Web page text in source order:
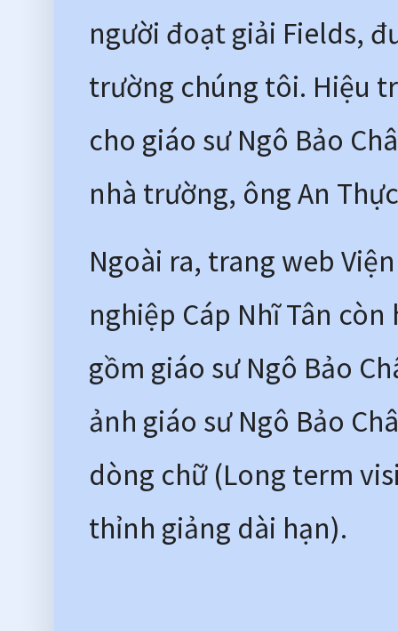
người đoạt giải Fields,
trường chúng tôi. Hiệu
cho giáo sư Ngô Bảo
nhà trường, ông An
Ngoài ra, trang web
nghiệp Cáp Nhĩ Tân
gồm giáo sư Ngô Bảo
ảnh giáo sư Ngô Bảo
dòng chữ (Long term
thỉnh giảng dài hạn).